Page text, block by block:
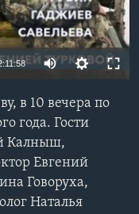
в 10 вечера по
года. Гости
Калныш,
Евгений
Говоруха,
Наталья